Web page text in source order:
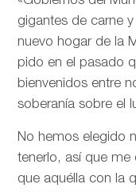
gigantes de carne
nuevo hogar de la
pido en el pasado
bienvenidos entre
soberanía sobre el
No hemos elegido
tenerlo, así que me
que aquélla con la